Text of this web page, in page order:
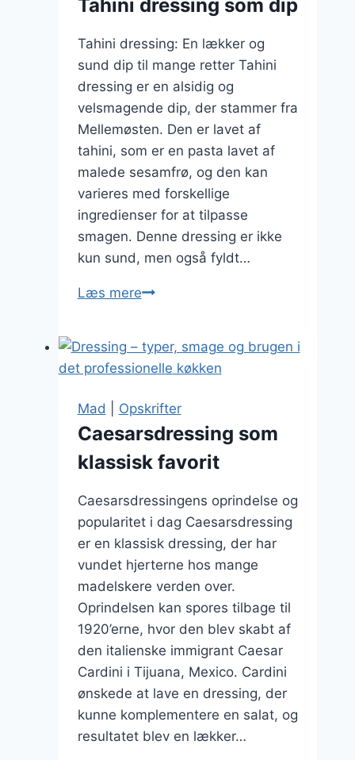
Tahini dressing som dip
Tahini dressing: En lækker og
sund dip til mange retter Tahini
dressing er en alsidig og
velsmagende dip, der stammer fra
Mellemøsten. Den er lavet af
tahini, som er en pasta lavet af
malede sesamfrø, og den kan
varieres med forskellige
ingredienser for at tilpasse
smagen. Denne dressing er ikke
kun sund, men også fyldt…
Læs mereTahini
dip
Mad Opskrifter
Caesarsdressing som
klassisk favorit
Caesarsdressingens oprindelse og
popularitet i dag Caesarsdressing
er en klassisk dressing, der har
vundet hjerterne hos mange
madelskere verden over.
Oprindelsen kan spores tilbage til
1920’erne, hvor den blev skabt af
den italienske immigrant Caesar
Cardini i Tijuana, Mexico. Cardini
ønskede at lave en dressing, der
kunne komplementere en salat, og
resultatet blev en lækker…